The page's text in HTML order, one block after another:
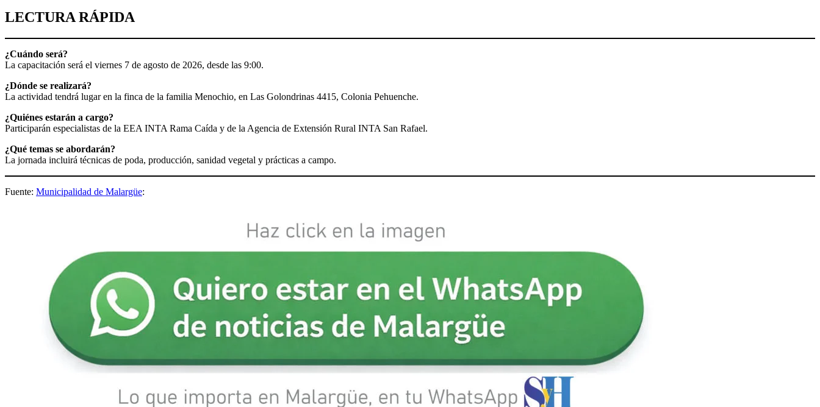
LECTURA RÁPIDA
¿Cuándo será?
La capacitación será el viernes 7 de agosto de 2026, desde las 9:00.
¿Dónde se realizará?
La actividad tendrá lugar en la finca de la familia Menochio, en Las Golondrinas 4415, Colonia Pehuenche.
¿Quiénes estarán a cargo?
Participarán especialistas de la EEA INTA Rama Caída y de la Agencia de Extensión Rural INTA San Rafael.
¿Qué temas se abordarán?
La jornada incluirá técnicas de poda, producción, sanidad vegetal y prácticas a campo.
Fuente: Municipalidad de Malargüe: